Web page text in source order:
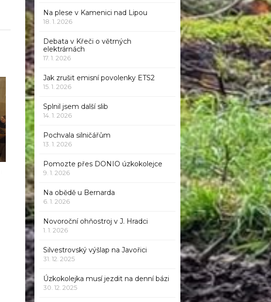
Na plese v Kamenici nad Lipou
18. 1. 2026
Debata v Křeči o větrných
elektrárnách
17. 1. 2026
Jak zrušit emisní povolenky ETS2
15. 1. 2026
Splnil jsem další slib
14. 1. 2026
Pochvala silničářům
13. 1. 2026
Pomozte přes DONIO úzkokolejce
9. 1. 2026
Na obědě u Bernarda
6. 1. 2026
Novoroční ohňostroj v J. Hradci
1. 1. 2026
Silvestrovský výšlap na Javořici
31. 12. 2025
Úzkokolejka musí jezdit na denní bázi
30. 12. 2025